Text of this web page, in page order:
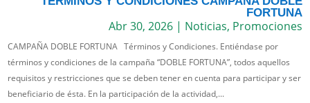
FORTUNA
Abr 30, 2026| Noticias, Promociones
CAMPAÑA DOBLE FORTUNA Términos y Condiciones. Entiéndase por
términos y condiciones de la campaña “DOBLE FORTUNA”, todos aquellos
requisitos y restricciones que se deben tener en cuenta para participar y ser
beneficiario de ésta. En la participación de la actividad,...